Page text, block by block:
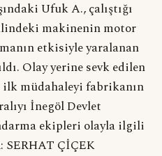
Ufuk A., çalıştığı
makinenin motor
etkisiyle yaralanan
Olay yerine sevk edilen
ilk müdahaleyi fabrikanın
İnegöl Devlet
ekipleri olayla ilgili
SERHAT ÇİÇEK